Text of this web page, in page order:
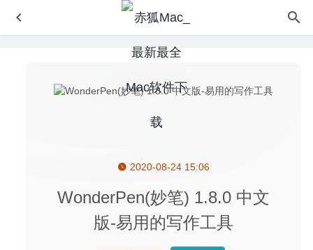
2020-08-24 15:06
WonderPen(妙笔) 1.8.0 中文
版-易用的写作工具
王国保卫战:复仇 1.16.1 中文版 – 口碑最好的经典塔防策略
Music Tag Editor 9.3.0 中文版-音乐标签编辑器 2024-06-19
MaCleaner X 14.5.0 中文版-系统垃圾清理及优化工具